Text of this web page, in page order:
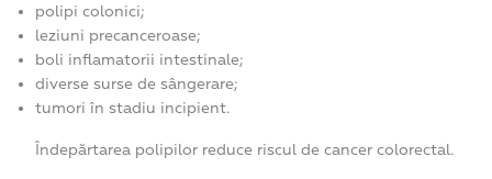
polipi colonici;
leziuni precanceroase;
boli inflamatorii intestinale;
diverse surse de sângerare;
tumori în stadiu incipient.
Îndepărtarea polipilor reduce riscul de cancer colorectal.